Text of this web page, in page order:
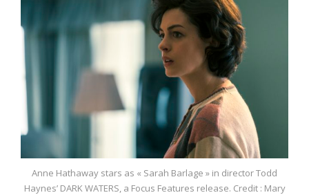
Anne Hathaway stars as « Sarah Barlage » in director Todd
Haynes’ DARK WATERS, a Focus Features release. Credit : Mary